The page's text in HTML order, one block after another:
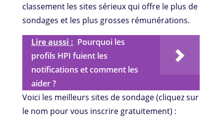
classement les sites sérieux qui offre le plus de
sondages et les plus grosses rémunérations.
Lire aussi : Pourquoi les
profils HPI fuient les
notifications et comment les
aider ?
Voici les meilleurs sites de sondage (cliquez sur
le nom pour vous inscrire gratuitement) :